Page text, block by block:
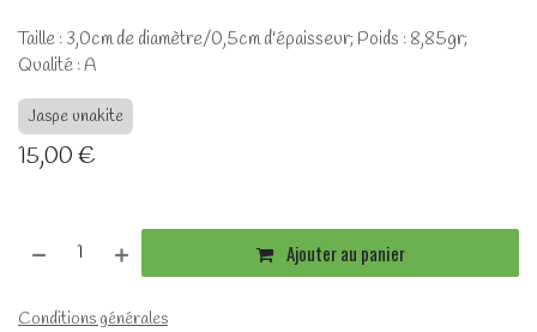
Taille : 3,0cm de diamètre/0,5cm d'épaisseur; Poids : 8,85gr;
Qualité : A
Jaspe unakite
15,00€
Ajouter au panier
Conditions générales